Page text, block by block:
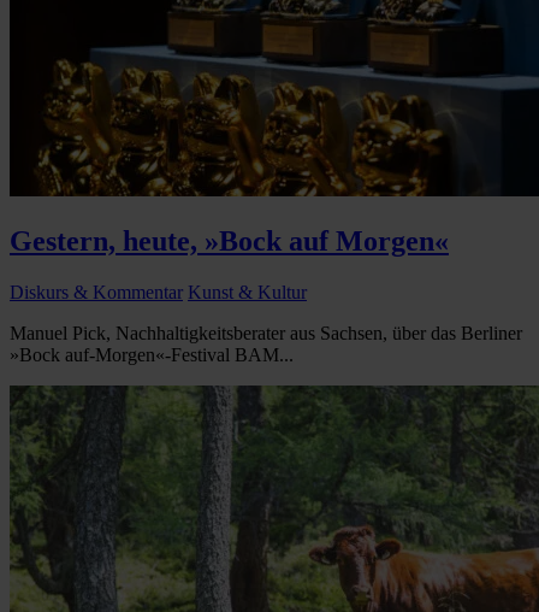
Gestern, heute, »Bock auf Morgen«
Diskurs & Kommentar Kunst & Kultur
Manuel Pick, Nachhaltigkeitsberater aus Sachsen, über das Berliner
»Bock auf-Morgen«-Festival BAM...